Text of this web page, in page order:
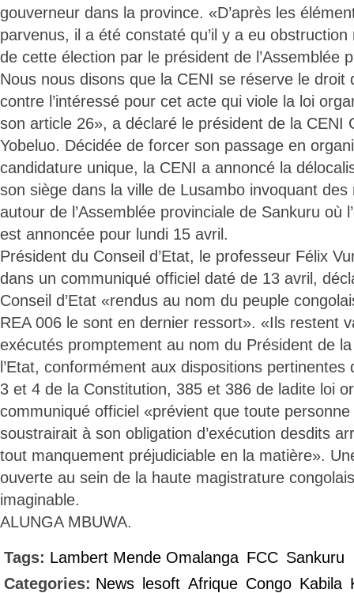
gouverneur dans la province. «D’après les
parvenus, il a été constaté qu’il y a eu
de cette élection par le président de l’Assemblée
Nous nous disons que la CENI se réserve le droit
contre l’intéressé pour cet acte qui viole la loi
son article 26», a déclaré le président de la CENI
Yobeluo. Décidée de forcer son passage en
candidature unique, la CENI a annoncé la
son siège dans la ville de Lusambo invoquant des
autour de l’Assemblée provinciale de Sankuru où
est annoncée pour lundi 15 avril.
Président du Conseil d’Etat, le professeur Félix
dans un communiqué officiel daté de 13 avril,
Conseil d’Etat «rendus au nom du peuple
REA 006 le sont en dernier ressort». «Ils restent
exécutés promptement au nom du Président de
l’Etat, conformément aux dispositions
3 et 4 de la Constitution, 385 et 386 de ladite loi
communiqué officiel «prévient que toute
soustrairait à son obligation d’exécution desdits
tout manquement préjudiciable en la matière».
ouverte au sein de la haute magistrature
imaginable.
ALUNGA MBUWA.
Tags: Lambert Mende Omalanga FCC Sankuru
Categories: News lesoft Afrique Congo Kabila